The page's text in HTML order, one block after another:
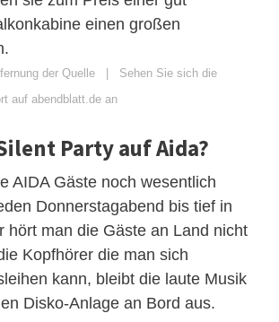
einen großen
der Quelle | Sehen Sie sich die
auf abendblatt.de an
Party auf Aida?
AIDA Gäste noch wesentlich
Donnerstagabend bis tief in
hört man die Gäste an Land nicht
Kopfhörer die man sich
kann, bleibt die laute Musik
Disko-Anlage an Bord aus.